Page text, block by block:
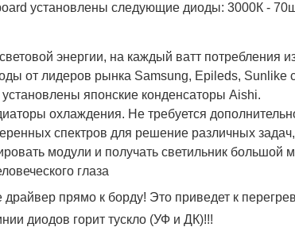
установлены следующие диоды: 3000К -
энергии, на каждый ватт потребления из
от лидеров рынка Samsung, Epileds, Sunlike
японские конденсаторы Aishi.
охлаждения. Не требуется
спектров для решение различных
модули и получать светильник большой
глаза
прямо к борду! Это приведет к
диодов горит тускло (УФ и ДК)!!!